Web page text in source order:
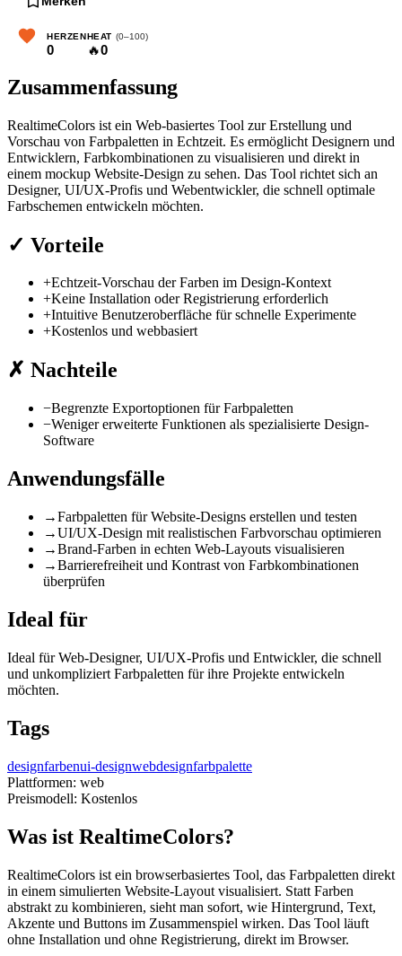
HERZEN
0
HEAT (0–100)
🔥0
Zusammenfassung
RealtimeColors ist ein Web-basiertes Tool zur Erstellung und
Vorschau von Farbpaletten in Echtzeit. Es ermöglicht Designern und
Entwicklern, Farbkombinationen zu visualisieren und direkt in
einem mockup Website-Design zu sehen. Das Tool richtet sich an
Designer, UI/UX-Profis und Webentwickler, die schnell optimale
Farbschemen entwickeln möchten.
✓ Vorteile
+Echtzeit-Vorschau der Farben im Design-Kontext
+Keine Installation oder Registrierung erforderlich
+Intuitive Benutzeroberfläche für schnelle Experimente
+Kostenlos und webbasiert
✗ Nachteile
−Begrenzte Exportoptionen für Farbpaletten
−Weniger erweiterte Funktionen als spezialisierte Design-
Software
Anwendungsfälle
→Farbpaletten für Website-Designs erstellen und testen
→UI/UX-Design mit realistischen Farbvorschau optimieren
→Brand-Farben in echten Web-Layouts visualisieren
→Barrierefreiheit und Kontrast von Farbkombinationen
überprüfen
Ideal für
Ideal für Web-Designer, UI/UX-Profis und Entwickler, die schnell
und unkompliziert Farbpaletten für ihre Projekte entwickeln
möchten.
Tags
designfarbenui-designwebdesignfarbpalette
Plattformen: web
Preismodell: Kostenlos
Was ist RealtimeColors?
RealtimeColors ist ein browserbasiertes Tool, das Farbpaletten direkt
in einem simulierten Website-Layout visualisiert. Statt Farben
abstrakt zu kombinieren, sieht man sofort, wie Hintergrund, Text,
Akzente und Buttons im Zusammenspiel wirken. Das Tool läuft
ohne Installation und ohne Registrierung, direkt im Browser.